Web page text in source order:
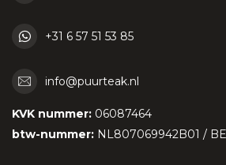
+31 6 57 51 53 85
info@puurteak.nl
KVK nummer: 06087464
btw-nummer: NL807069942B01 /